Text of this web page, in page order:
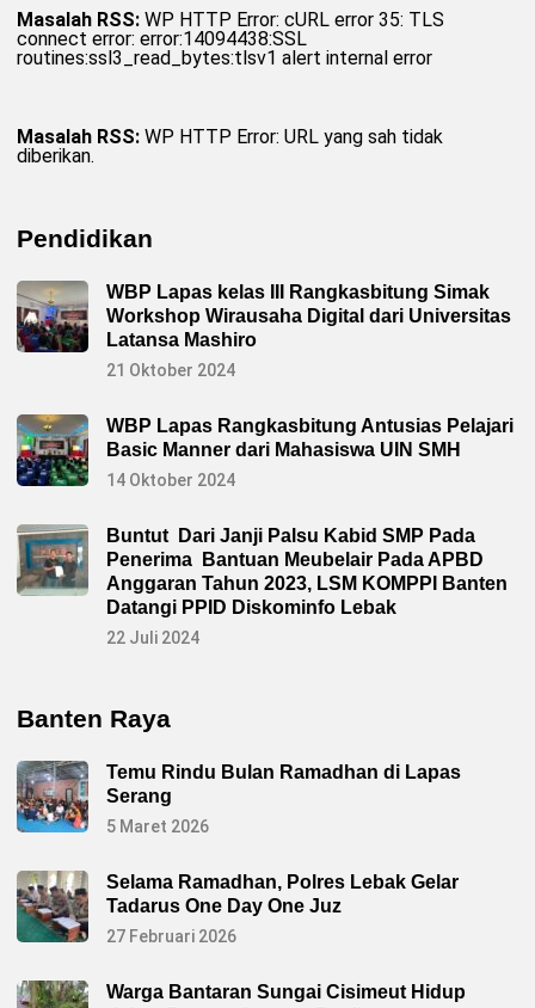
Masalah RSS: WP HTTP Error: cURL error 35: TLS
connect error: error:14094438:SSL
routines:ssl3_read_bytes:tlsv1 alert internal error
Masalah RSS: WP HTTP Error: URL yang sah tidak
diberikan.
Pendidikan
WBP Lapas kelas III Rangkasbitung Simak
Workshop Wirausaha Digital dari Universitas
Latansa Mashiro
21 Oktober 2024
WBP Lapas Rangkasbitung Antusias Pelajari
Basic Manner dari Mahasiswa UIN SMH
14 Oktober 2024
Buntut Dari Janji Palsu Kabid SMP Pada
Penerima Bantuan Meubelair Pada APBD
Anggaran Tahun 2023, LSM KOMPPI Banten
Datangi PPID Diskominfo Lebak
22 Juli 2024
Banten Raya
Temu Rindu Bulan Ramadhan di Lapas
Serang
5 Maret 2026
Selama Ramadhan, Polres Lebak Gelar
Tadarus One Day One Juz
27 Februari 2026
Warga Bantaran Sungai Cisimeut Hidup